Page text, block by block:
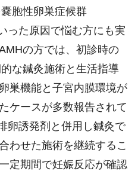
胞性卵巣症候群
った原因で悩む方にも実
の方では、初診時の
な鍼灸施術と生活指導
巣機能と子宮内膜環境が
ケースが多数報告されて
卵誘発剤と併用し鍼灸で
わせた施術を継続するこ
定期間で妊娠反応が確認